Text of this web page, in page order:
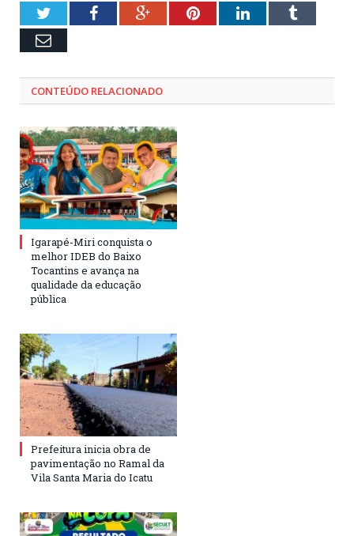
TwitterFacebookGoogle+PinterestLinkedInTumblr
Email
CONTEÚDO RELACIONADO
Igarapé-Miri conquista o
melhor IDEB do Baixo
Tocantins e avança na
qualidade da educação
pública
Prefeitura inicia obra de
pavimentação no Ramal da
Vila Santa Maria do Icatu